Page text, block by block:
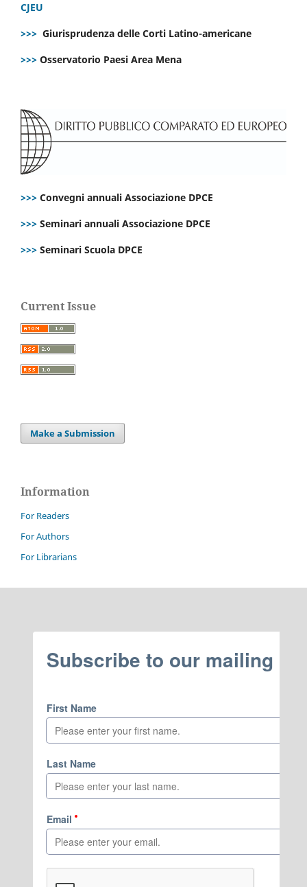
CJEU
>>> Giurisprudenza delle Corti Latino-americane
>>> Osservatorio Paesi Area Mena
>>> Convegni annuali Associazione DPCE
>>> Seminari annuali Associazione DPCE
>>> Seminari Scuola DPCE
Current Issue
Make a Submission
Information
For Readers
For Authors
For Librarians